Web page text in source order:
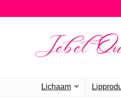
Lichaam